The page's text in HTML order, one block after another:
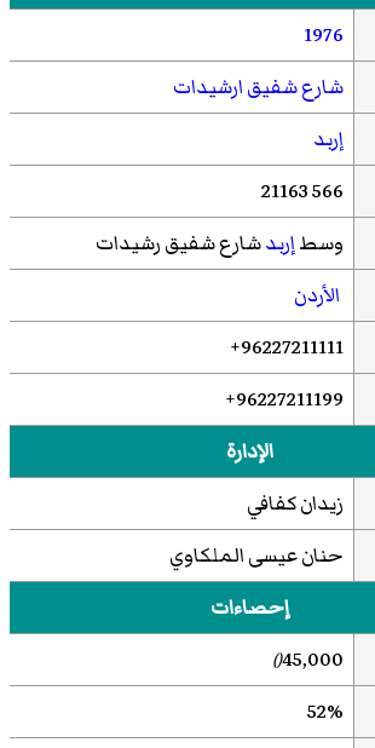
1976
شارع شفيق ارشيدات
إربد
566 21163
وسطإربدشارع شفيق رشيدات
الأردن
96227211111+
96227211199+
الإدارة
زيدان كفافي
حنان عيسى الملكاوي
إحصاءات
45,000
()
52%